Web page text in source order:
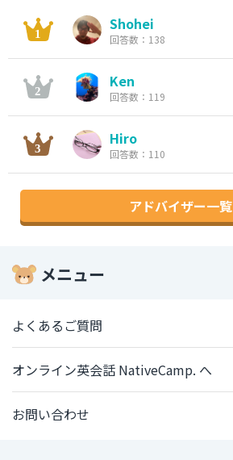
Shohei
回答数：138
Ken
回答数：119
Hiro
回答数：110
アドバイザー一覧
メニュー
よくあるご質問
オンライン英会話 NativeCamp. へ
お問い合わせ